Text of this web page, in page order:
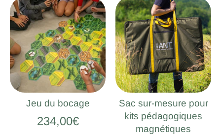
Jeu du bocage
234,00€
Sac sur-mesure pour
kits pédagogiques
magnétiques